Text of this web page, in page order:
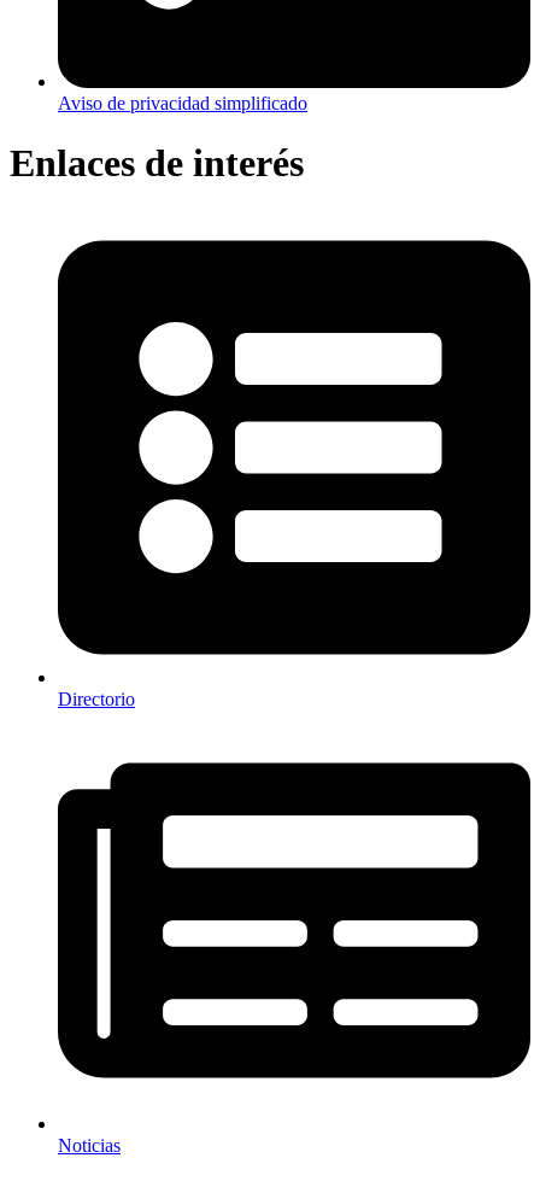
Aviso de privacidad simplificado
Enlaces de interés
Directorio
Noticias